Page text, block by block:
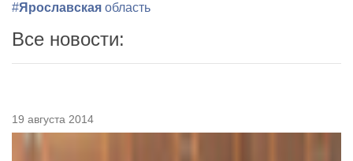
#Ярославская область
Все новости:
19 августа 2014